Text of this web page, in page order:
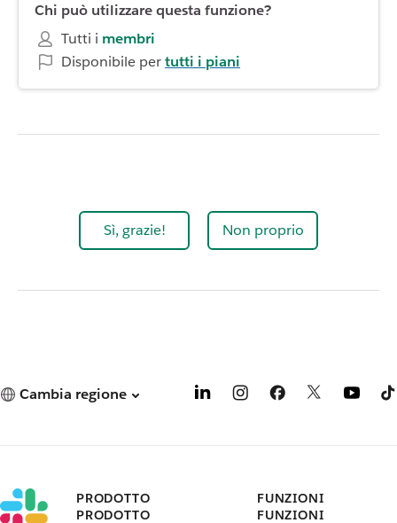
Chi può utilizzare questa funzione?
Tutti i membri
Disponibile pertutti i piani
Sì, grazie! Non proprio
Cambia regione
PRODOTTO
PRODOTTO
FUNZIONI
FUNZIONI